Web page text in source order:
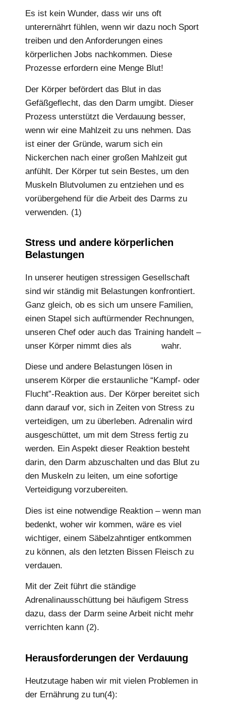
Es ist kein Wunder, dass wir uns oft
unterernährt fühlen, wenn wir dazu noch Sport
treiben und den Anforderungen eines
körperlichen Jobs nachkommen. Diese
Prozesse erfordern eine Menge Blut!
Der Körper befördert das Blut in das
Gefäßgeflecht, das den Darm umgibt. Dieser
Prozess unterstützt die Verdauung besser,
wenn wir eine Mahlzeit zu uns nehmen. Das
ist einer der Gründe, warum sich ein
Nickerchen nach einer großen Mahlzeit gut
anfühlt. Der Körper tut sein Bestes, um den
Muskeln Blutvolumen zu entziehen und es
vorübergehend für die Arbeit des Darms zu
verwenden. (1)
Stress und andere körperlichen
Belastungen
In unserer heutigen stressigen Gesellschaft
sind wir ständig mit Belastungen konfrontiert.
Ganz gleich, ob es sich um unsere Familien,
einen Stapel sich auftürmender Rechnungen,
unseren Chef oder auch das Training handelt –
unser Körper nimmt dies als
wahr.
Diese und andere Belastungen lösen in
unserem Körper die erstaunliche “Kampf- oder
Flucht”-Reaktion aus. Der Körper bereitet sich
dann darauf vor, sich in Zeiten von Stress zu
verteidigen, um zu überleben. Adrenalin wird
ausgeschüttet, um mit dem Stress fertig zu
werden. Ein Aspekt dieser Reaktion besteht
darin, den Darm abzuschalten und das Blut zu
den Muskeln zu leiten, um eine sofortige
Verteidigung vorzubereiten.
Dies ist eine notwendige Reaktion – wenn man
bedenkt, woher wir kommen, wäre es viel
wichtiger, einem Säbelzahntiger entkommen
zu können, als den letzten Bissen Fleisch zu
verdauen.
Mit der Zeit führt die ständige
Adrenalinausschüttung bei häufigem Stress
dazu, dass der Darm seine Arbeit nicht mehr
verrichten kann (2).
Herausforderungen der Verdauung
Heutzutage haben wir mit vielen Problemen in
der Ernährung zu tun(4):